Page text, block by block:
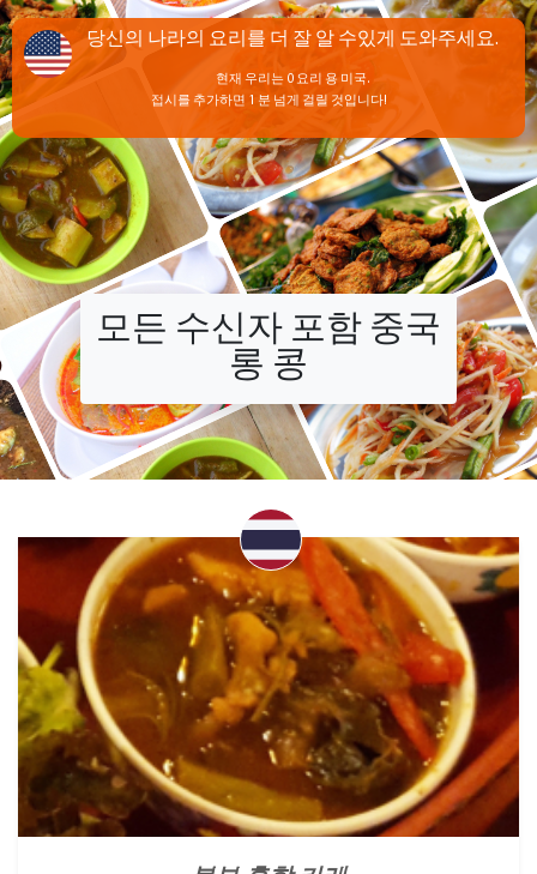
모든 수신자 포함 중국
롱 콩
당신의 나라의 요리를 더 잘 알 수있게 도와주세요.
현재 우리는 0 요리 용 미국.
접시를 추가하면 1 분 넘게 걸릴 것입니다!